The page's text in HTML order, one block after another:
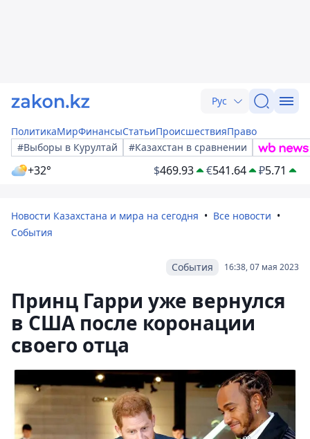
Рус
ПолитикаМирФинансыСтатьиПроисшествияПраво
#Выборы в Курултай
#Казахстан в сравнении
+32° $469.93 €541.64 ₽5.71
Новости Казахстана и мира на сегодня
Все новости
События
16:38, 07 мая 2023
События
Принц Гарри уже вернулся
в США после коронации
своего отца